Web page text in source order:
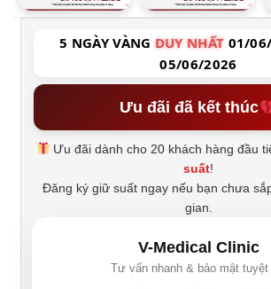
5 NGÀY VÀNG DUY NHẤT 01/
05/06/2026
Ưu đãi đã kết thúc
Ưu đãi dành cho 20 khách hàng đầu
suất!
Đăng ký giữ suất ngay nếu bạn chưa
gian.
V-Medical Clinic
Tư vấn nhanh & bảo mật tuyệt